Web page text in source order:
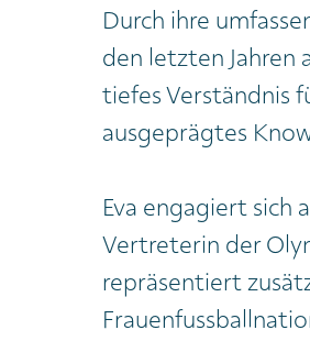
Durch ihre
den letzten Jahren
tiefes Verständnis
ausgeprägtes
Eva engagiert sich
Vertreterin der
repräsentiert